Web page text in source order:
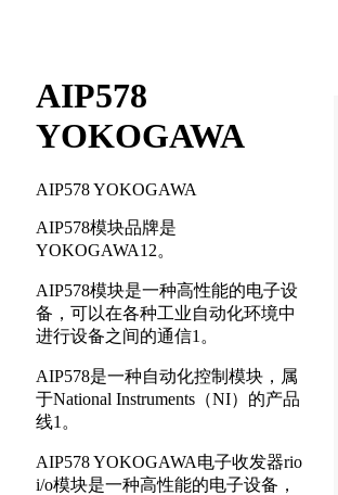
AIP578
YOKOGAWA
AIP578 YOKOGAWA
AIP578模块品牌是
YOKOGAWA12。
AIP578模块是一种高性能的电子设
备，可以在各种工业自动化环境中
进行设备之间的通信1。
AIP578是一种自动化控制模块，属
于National Instruments（NI）的产品
线1。
AIP578 YOKOGAWA电子收发器rio
i/o模块是一种高性能的电子设备，